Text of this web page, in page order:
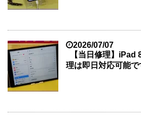
2026/07/07
【当日修理】iPad
理は即日対応可能で